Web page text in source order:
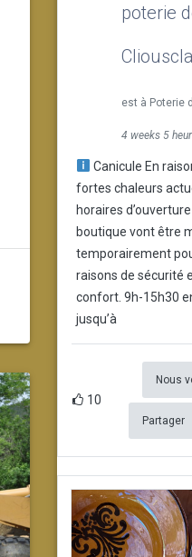
poterie
est à Poterie
4 weeks 5
Canicule En
fortes chaleurs
horaires
boutique vont être
temporairement
raisons de sécurité
confort. 9h-15h30
jusqu’à
10
Nous
Partager